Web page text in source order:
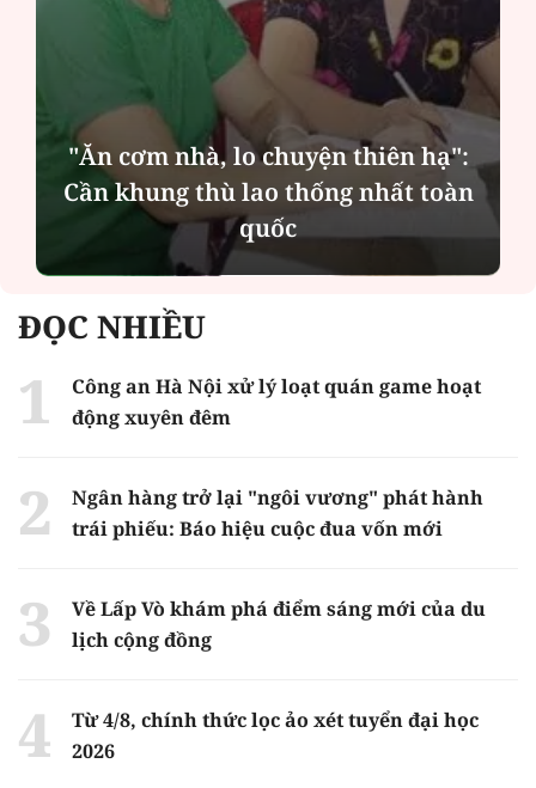
"Ăn cơm nhà, lo chuyện thiên hạ":
Cần khung thù lao thống nhất toàn
quốc
ĐỌC NHIỀU
Công an Hà Nội xử lý loạt quán game hoạt
động xuyên đêm
Ngân hàng trở lại "ngôi vương" phát hành
trái phiếu: Báo hiệu cuộc đua vốn mới
Về Lấp Vò khám phá điểm sáng mới của du
lịch cộng đồng
Từ 4/8, chính thức lọc ảo xét tuyển đại học
2026